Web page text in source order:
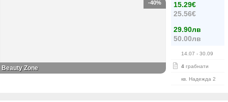
15.29€
25.56€
29.90лв
50.00лв
14.07 - 30.09
4 грабнати
кв. Надежда 2
-40%
Beauty Zone